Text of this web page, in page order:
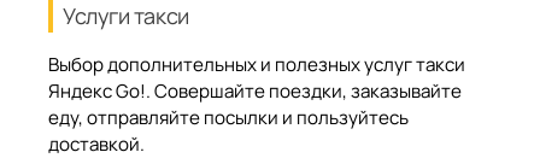
Услуги такси
Выбор дополнительных и полезных услуг такси
Яндекс Go!. Совершайте поездки, заказывайте
еду, отправляйте посылки и пользуйтесь
доставкой.